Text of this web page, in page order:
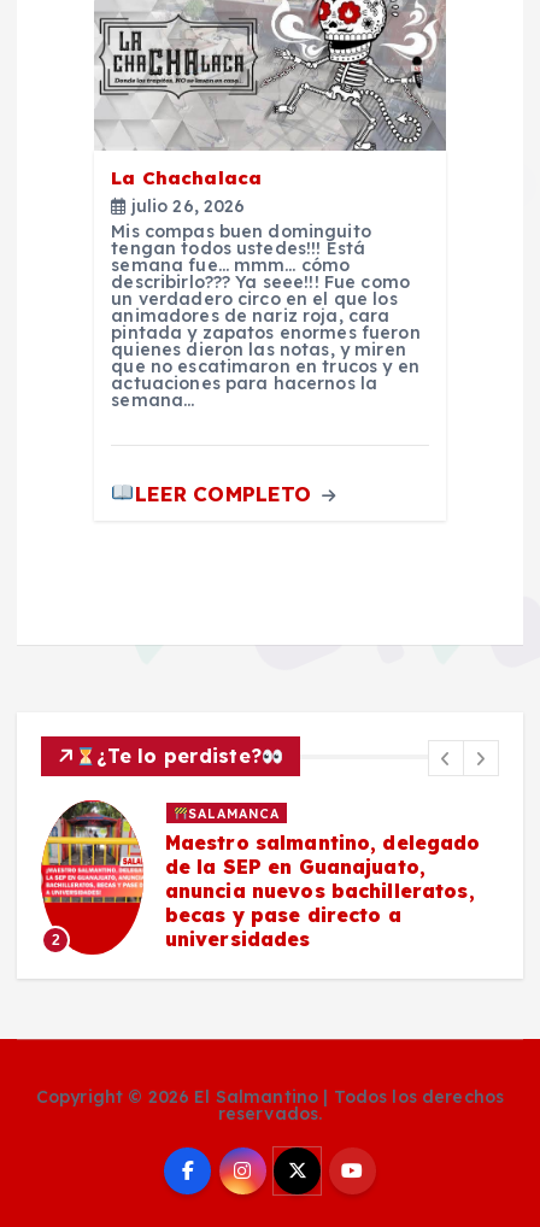
La Chachalaca
julio 26, 2026
Mis compas buen dominguito
tengan todos ustedes!!! Está
semana fue… mmm… cómo
describirlo??? Ya seee!!! Fue como
un verdadero circo en el que los
animadores de nariz roja, cara
pintada y zapatos enormes fueron
quienes dieron las notas, y miren
que no escatimaron en trucos y en
actuaciones para hacernos la
semana…
LEER COMPLETO
¿Te lo perdiste?
3
POLICIACA
Masculino es localizado sin
vida en Praderas del Sol
#Salamanca
Social Media Auto Publish Powered By :XYZScripts.com